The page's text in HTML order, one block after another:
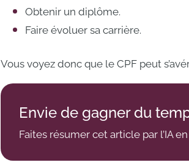
Obtenir un diplôme.
Faire évoluer sa carrière.
Vous voyez donc que le CPF peut
Envie de gagner du
Faites résumer cet article par l’IA